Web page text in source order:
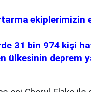
ekiplerimizin
31 bin 974 kişi
ülkesinin deprem